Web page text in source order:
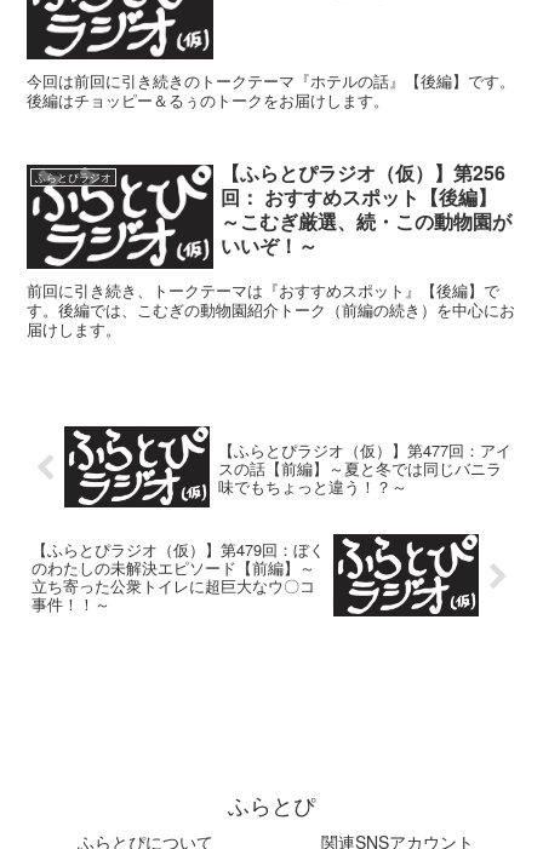
今回は前回に引き続きのトークテーマ『ホテルの話』【後編】です。
後編はチョッピー＆るぅのトークをお届けします。
ふらとぴラジオ
【ふらとぴラジオ（仮）】第256
回： おすすめスポット【後編】
～こむぎ厳選、続・この動物園が
いいぞ！～
前回に引き続き、トークテーマは『おすすめスポット』【後編】で
す。後編では、こむぎの動物園紹介トーク（前編の続き）を中心にお
届けします。
【ふらとぴラジオ（仮）】第477回：アイ
スの話【前編】～夏と冬では同じバニラ
味でもちょっと違う！？～
【ふらとぴラジオ（仮）】第479回：ぼく
のわたしの未解決エピソード【前編】～
立ち寄った公衆トイレに超巨大なウ〇コ
事件！！～
ふらとぴ
ふらとぴについて 関連SNSアカウント